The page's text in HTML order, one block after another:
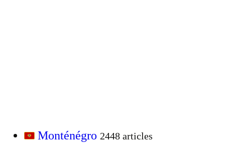
Monténégro 2448 articles